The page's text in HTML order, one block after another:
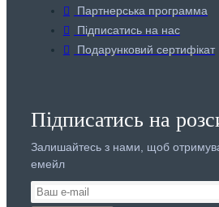
Партнерська программа
Підписатись на нас
Подарунковий сертифікат
Підписатись на
Залишайтесь з нами, щоб
емейл